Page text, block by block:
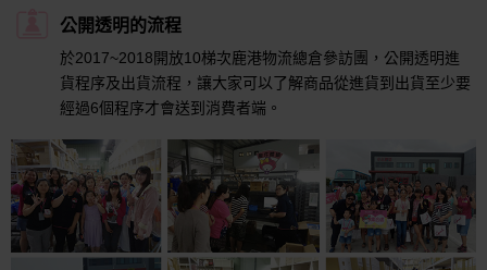
公開透明的流程
於2017~2018開放10梯次鹿港物流總倉參訪團，公開透明進
貨程序及出貨流程，讓大家可以了解商品從進貨到出貨至少要
經過6個程序才會送到消費者端。